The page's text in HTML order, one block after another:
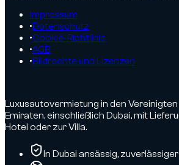
Impressum
•Datenschutz
•Cookie-Richtlinie
•AGB
•Bildrechte und Lizenzen
Luxusautovermietung in den
Emiraten, einschließlich Dubai, mit
Hotel oder zur Villa.
In Dubai ansässig,